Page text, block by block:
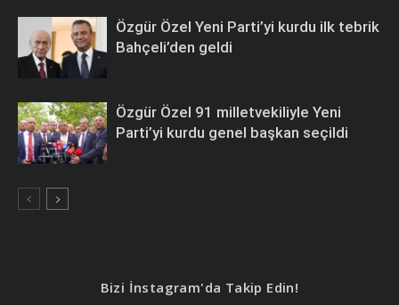
Özgür Özel Yeni Parti’yi kurdu ilk tebrik
Bahçeli’den geldi
Özgür Özel 91 milletvekiliyle Yeni
Parti’yi kurdu genel başkan seçildi
Bizi İnstagram'da Takip Edin!